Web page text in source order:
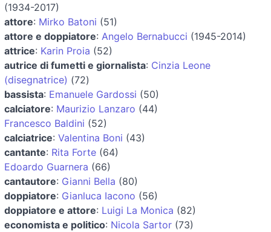
(1934-2017)
attore: Mirko Batoni (51)
attore e doppiatore: Angelo Bernabucci (1945-2014)
attrice: Karin Proia (52)
autrice di fumetti e giornalista: Cinzia Leone
(disegnatrice) (72)
bassista: Emanuele Gardossi (50)
calciatore: Maurizio Lanzaro (44)
Francesco Baldini (52)
calciatrice: Valentina Boni (43)
cantante: Rita Forte (64)
Edoardo Guarnera (66)
cantautore: Gianni Bella (80)
doppiatore: Gianluca Iacono (56)
doppiatore e attore: Luigi La Monica (82)
economista e politico: Nicola Sartor (73)